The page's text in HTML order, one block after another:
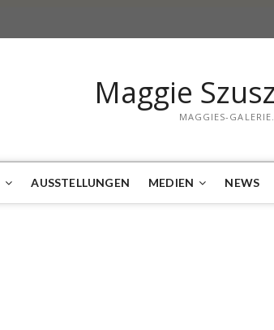
Maggie
MAGGIES-
AUSSTELLUNGEN MEDIEN NEWS